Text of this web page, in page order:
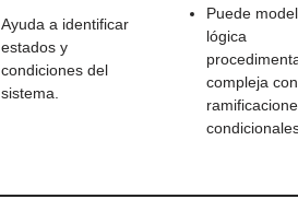
Ayuda a identificar
estados y
condiciones del
sistema.
Puede
lógica
compleja con